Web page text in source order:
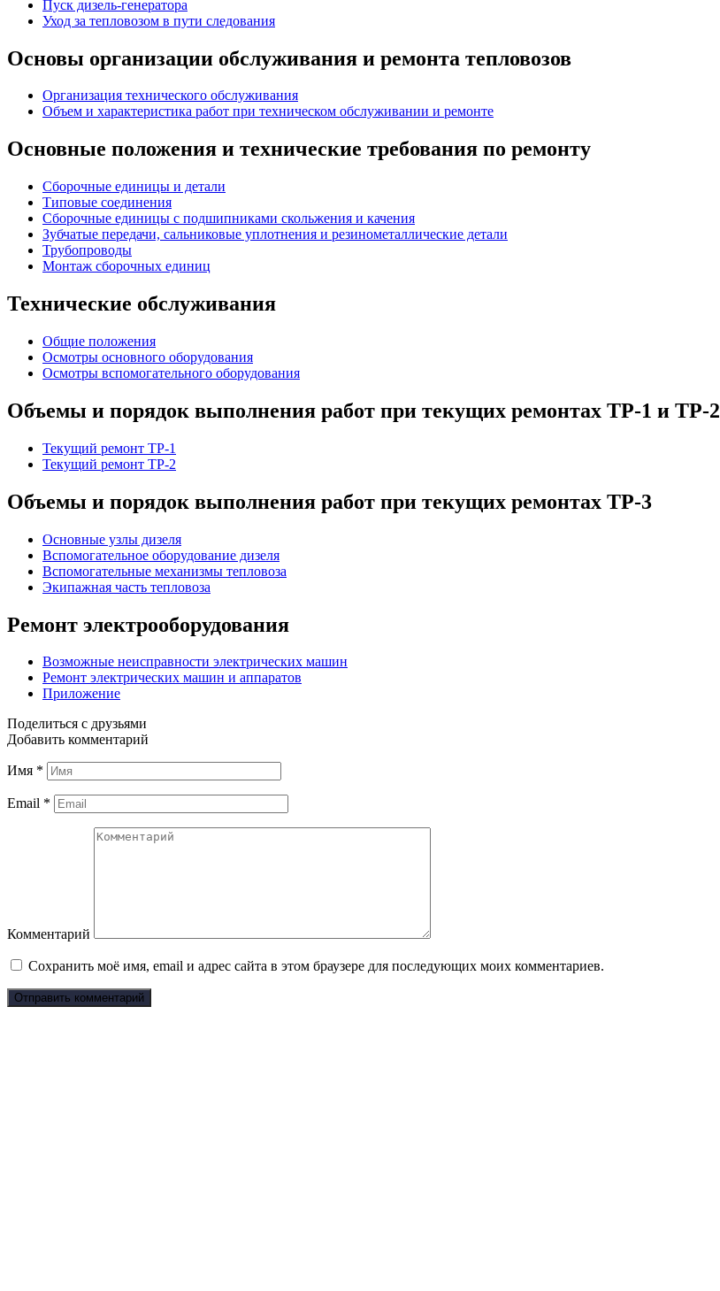
Пуск дизель-генератора
Уход за тепловозом в пути следования
Основы организации обслуживания и ремонта тепловозов
Организация технического обслуживания
Объем и характеристика работ при техническом обслуживании и ремонте
Основные положения и технические требования по ремонту
Сборочные единицы и детали
Типовые соединения
Сборочные единицы с подшипниками скольжения и качения
Зубчатые передачи, сальниковые уплотнения и резинометаллические детали
Трубопроводы
Монтаж сборочных единиц
Технические обслуживания
Общие положения
Осмотры основного оборудования
Осмотры вспомогательного оборудования
Объемы и порядок выполнения работ при текущих ремонтах ТР-1 и ТР-2
Текущий ремонт ТР-1
Текущий ремонт ТР-2
Объемы и порядок выполнения работ при текущих ремонтах ТР-3
Основные узлы дизеля
Вспомогательное оборудование дизеля
Вспомогательные механизмы тепловоза
Экипажная часть тепловоза
Ремонт электрооборудования
Возможные неисправности электрических машин
Ремонт электрических машин и аппаратов
Приложение
Поделиться с друзьями
Добавить комментарий
Имя *
Email *
Комментарий
Сохранить моё имя, email и адрес сайта в этом браузере для последующих моих комментариев.